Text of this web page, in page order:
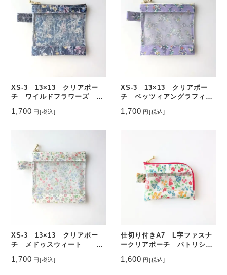
XS-3 13×13 クリアポー
チ ワイルドフラワーズ リ
1,700 円 [税込]
XS-3 13×13 クリアポー
チ ベッツィアングラフィテ
♡
1,700 円 [税込]
XS-3 13×13 クリアポー
チ メドゥスウィート リ
1,700 円 [税込]
仕切り付きA7 L字ファスナ
ークリアポーチ パトリシ
カードサイズ ♡
1,600 円 [税込]